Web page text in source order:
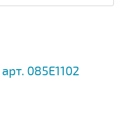
085E1102